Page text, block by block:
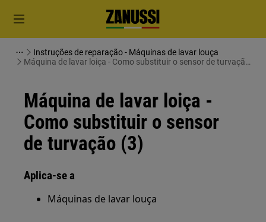
Instruções de reparação - Máquinas de lavar louça
Máquina de lavar loiça - Como substituir o sensor de turvação
Máquina de lavar loiça -
Como substituir o sensor
de turvação (3)
Aplica-se a
Máquinas de lavar louça